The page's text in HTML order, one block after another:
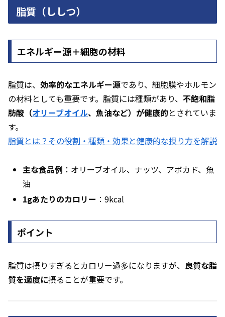
脂質（ししつ）
エネルギー源＋細胞の材料
脂質は、 効率的なエネルギー源であり、細胞膜やホルモン
の材料としても重要です。脂質には種類があり、 不飽和脂
肪酸（オリーブオイル、魚油など）が健康的とされていま
す。
脂質とは？その役割・種類・効果と健康的な摂り方を解説
主な食品例 ：オリーブオイル、ナッツ、アボカド、魚
油
1gあたりのカロリー ：9kcal
ポイント
脂質は摂りすぎるとカロリー過多になりますが、 良質な脂
質を適度に摂ることが重要です。